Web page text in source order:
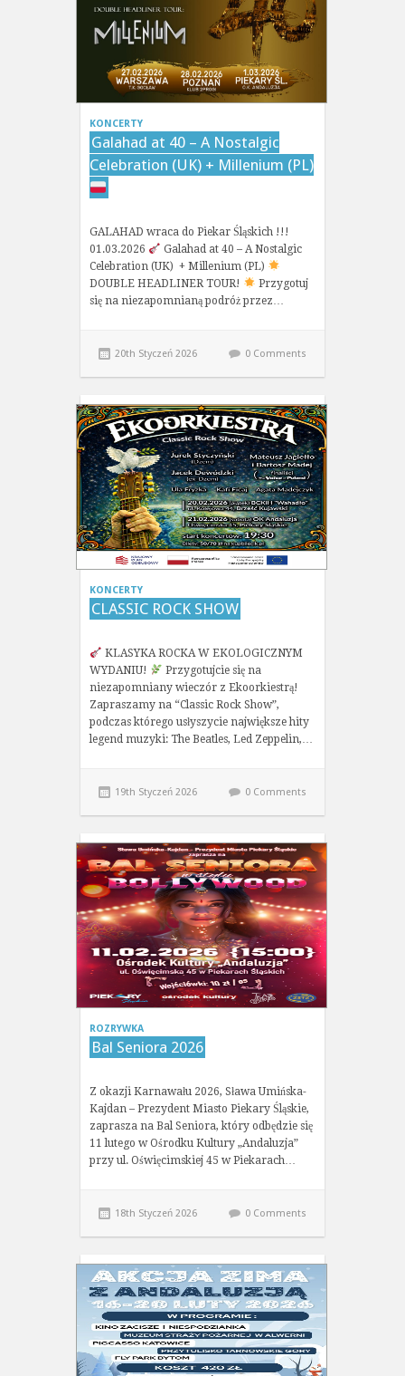
KONCERTY
Galahad at 40 – A Nostalgic
Celebration (UK) + Millenium (PL)
GALAHAD wraca do Piekar Śląskich !!!
01.03.2026
Galahad at 40 – A Nostalgic
Celebration (UK) + Millenium (PL)
DOUBLE HEADLINER TOUR!
Przygotuj
się na niezapomnianą podróż przez…
20th Styczeń 2026 0 Comments
KONCERTY
CLASSIC ROCK SHOW
KLASYKA ROCKA W EKOLOGICZNYM
WYDANIU!
Przygotujcie się na
niezapomniany wieczór z Ekoorkiestrą!
Zapraszamy na “Classic Rock Show”,
podczas którego usłyszycie największe hity
legend muzyki: The Beatles, Led Zeppelin,…
19th Styczeń 2026 0 Comments
ROZRYWKA
Bal Seniora 2026
Z okazji Karnawału 2026, Sława Umińska-
Kajdan – Prezydent Miasto Piekary Śląskie,
zaprasza na Bal Seniora, który odbędzie się
11 lutego w Ośrodku Kultury „Andaluzja”
przy ul. Oświęcimskiej 45 w Piekarach…
18th Styczeń 2026 0 Comments